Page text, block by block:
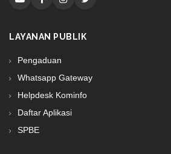
LAYANAN PUBLIK
Pengaduan
Whatsapp Gateway
Helpdesk Kominfo
Daftar Aplikasi
SPBE